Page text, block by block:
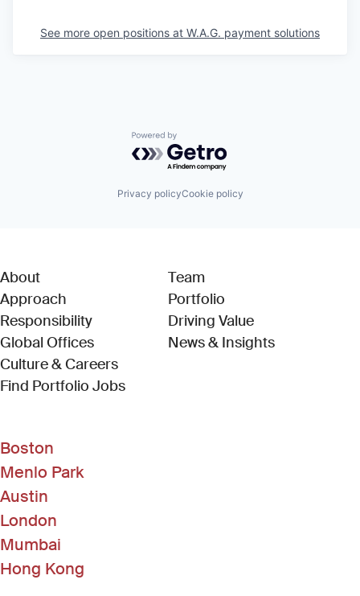
See more open positions at W.A.G. payment solutions
Powered by Getro.com
Privacy policyCookie policy
About
Approach
Responsibility
Global Offices
Culture & Careers
Find Portfolio Jobs(Link opens in new window)
Team
Portfolio
Driving Value
News & Insights
Boston
Menlo Park
Austin
London
Mumbai
Hong Kong